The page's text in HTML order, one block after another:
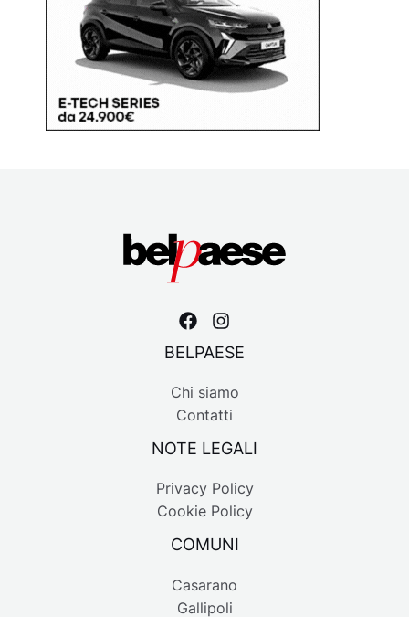
BELPAESE
Chi siamo
Contatti
NOTE LEGALI
Privacy Policy
Cookie Policy
COMUNI
Casarano
Gallipoli